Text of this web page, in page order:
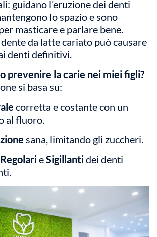
guidano l’eruzione dei denti
lo spazio e sono
masticare e parlare bene.
da latte cariato può causare
denti definitivi.
prevenire la carie nei miei figli?
si basa su:
corretta e costante con un
al fluoro.
sana, limitando gli zuccheri.
eSigillantidei denti